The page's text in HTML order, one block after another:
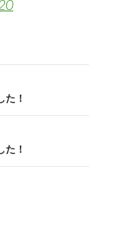
た！
た！